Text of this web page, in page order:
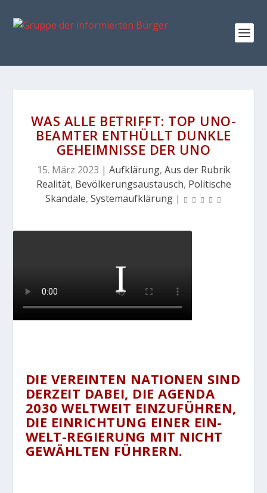
WAS ALLE BETRIFFT: TOP UNO-
BEAMTER ENTHÜLLT DUNKLE
GEHEIMNISSE DER UNO
15. März 2023 | Aufklärung, Aus der Rubrik
Realität, Bevölkerungsaustausch, Politische
Skandale, Systemaufklärung|
DIE VEREINTEN NATIONEN SIND
DERZEIT DABEI, DIE AGENDA
2030 WELTWEIT EINZUFÜHREN,
DIE EINRICHTUNG EINER EIN-
WELT-REGIERUNG MIT NICHT
GEWÄHLTEN FÜHRERN.